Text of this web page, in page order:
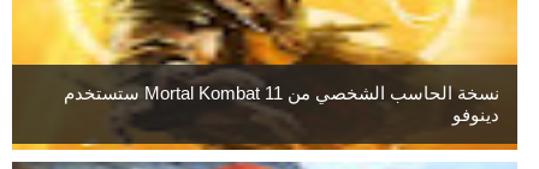
نسخة الحاسب الشخصي من Mortal Kombat 11 ستستخدم
دينوفو